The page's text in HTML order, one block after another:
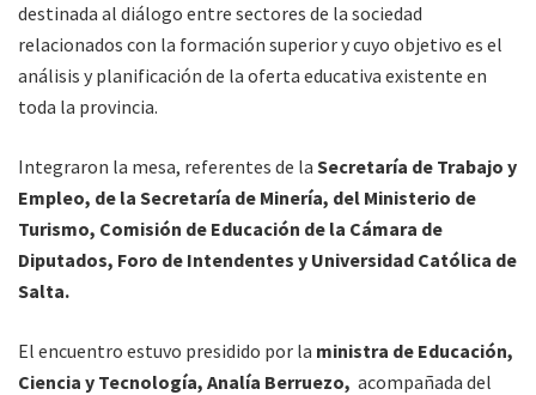
destinada al diálogo entre sectores de la sociedad
relacionados con la formación superior y cuyo objetivo es el
análisis y planificación de la oferta educativa existente en
toda la provincia.
Integraron la mesa, referentes de la Secretaría de Trabajo y
Empleo, de la Secretaría de Minería, del Ministerio de
Turismo, Comisión de Educación de la Cámara de
Diputados, Foro de Intendentes y Universidad Católica de
Salta.
El encuentro estuvo presidido por la ministra de Educación,
Ciencia y Tecnología, Analía Berruezo, acompañada del